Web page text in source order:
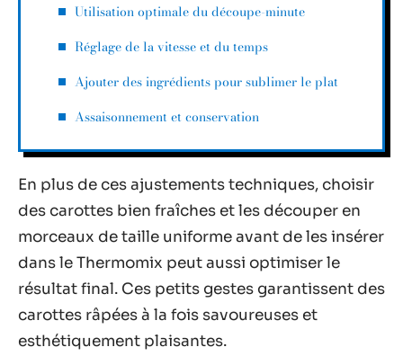
Utilisation optimale du découpe-minute
Réglage de la vitesse et du temps
Ajouter des ingrédients pour sublimer le plat
Assaisonnement et conservation
En plus de ces ajustements techniques, choisir
des carottes bien fraîches et les découper en
morceaux de taille uniforme avant de les insérer
dans le Thermomix peut aussi optimiser le
résultat final. Ces petits gestes garantissent des
carottes râpées à la fois savoureuses et
esthétiquement plaisantes.